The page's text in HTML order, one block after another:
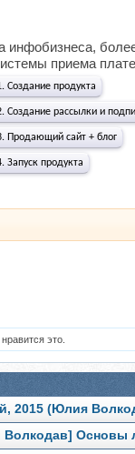
инфобизнеса,
приема
Создание продукта
Создание рассылки и
Продающий сайт + блог
Запуск продукта
нравится это.
2015 (Юлия
Основы